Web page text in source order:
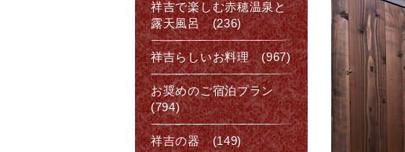
祥吉で楽しむ赤穂温泉と
露天風呂 (236)
祥吉らしいお料理 (967)
お奨めのご宿泊プラン
(794)
祥吉の器 (149)